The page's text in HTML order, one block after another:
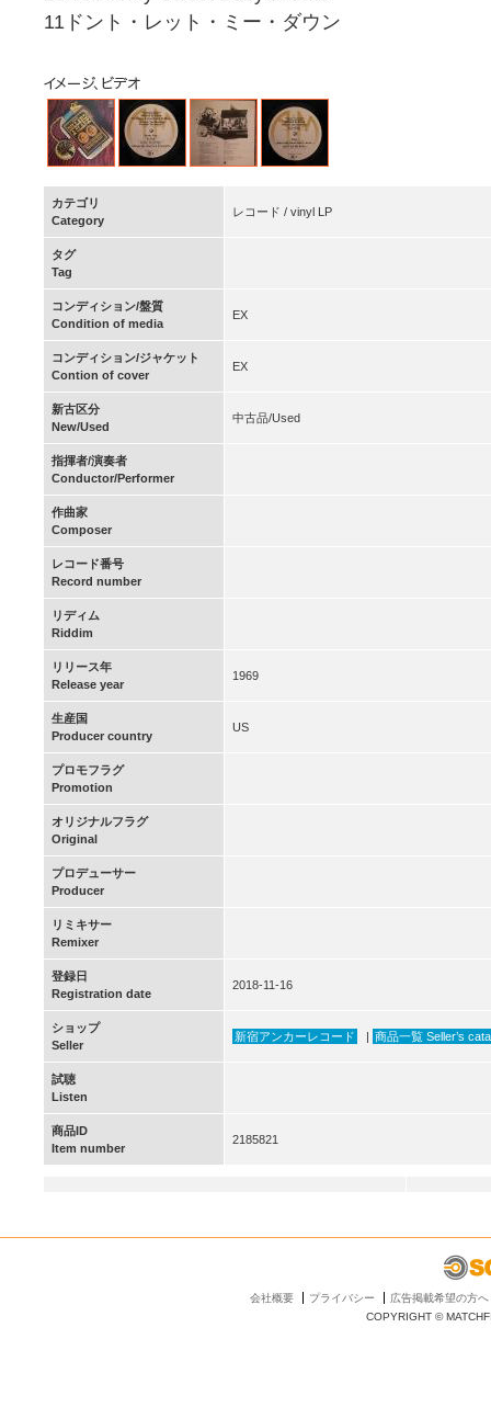
11ドント・レット・ミー・ダウン
カテゴリ
Category
レコード / vinyl LP
タグ
Tag
コンディション/盤質
Condition of media
EX
コンディション/ジャケット
Contion of cover
EX
新古区分
New/Used
中古品/Used
指揮者/演奏者
Conductor/Performer
作曲家
Composer
レコード番号
Record number
リディム
Riddim
リリース年
Release year
1969
生産国
Producer country
US
プロモフラグ
Promotion
オリジナルフラグ
Original
プロデューサー
Producer
リミキサー
Remixer
登録日
Registration date
2018-11-16
ショップ
Seller
新宿アンカーレコード | 商品一覧 Seller’s
試聴
Listen
商品ID
Item number
2185821
会社概要 プライバシー
広告掲載希望の方へ
COPYRIGHT ©